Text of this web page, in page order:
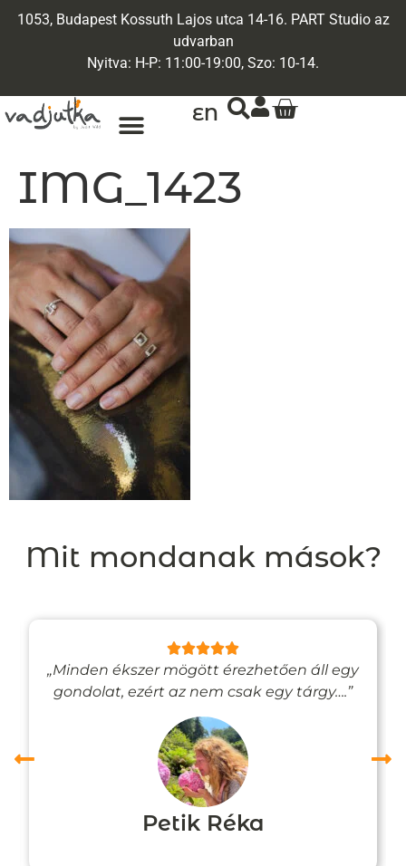
1053, Budapest Kossuth Lajos utca 14-16. PART Studio az
udvarban
Nyitva: H-P: 11:00-19:00, Szo: 10-14.
EN
IMG_1423
Mit mondanak mások?
„Minden ékszer mögött érezhetően áll egy
gondolat, ezért az nem csak egy tárgy….”
Petik Réka